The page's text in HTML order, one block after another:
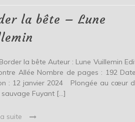
Vuillemin
la bête – Lune
la bête Auteur : Lune Vuillemin
Allée Nombre de pages : 192
: 12 janvier 2024 Plongée au cœur
Fuyant […]
suite